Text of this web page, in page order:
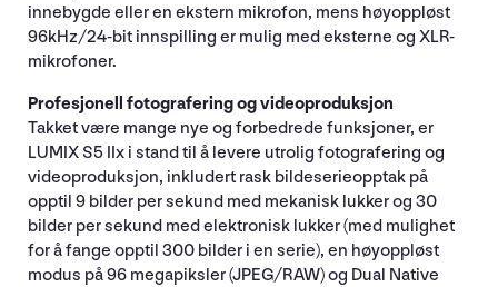
innebygde eller en ekstern mikrofon, mens høyoppløst
96kHz/24-bit innspilling er mulig med eksterne og XLR-
mikrofoner.
Profesjonell fotografering og videoproduksjon
Takket være mange nye og forbedrede funksjoner, er
LUMIX S5 IIx i stand til å levere utrolig fotografering og
videoproduksjon, inkludert rask bildeserieopptak på
opptil 9 bilder per sekund med mekanisk lukker og 30
bilder per sekund med elektronisk lukker (med mulighet
for å fange opptil 300 bilder i en serie), en høyoppløst
modus på 96 megapiksler (JPEG/RAW) og Dual Native